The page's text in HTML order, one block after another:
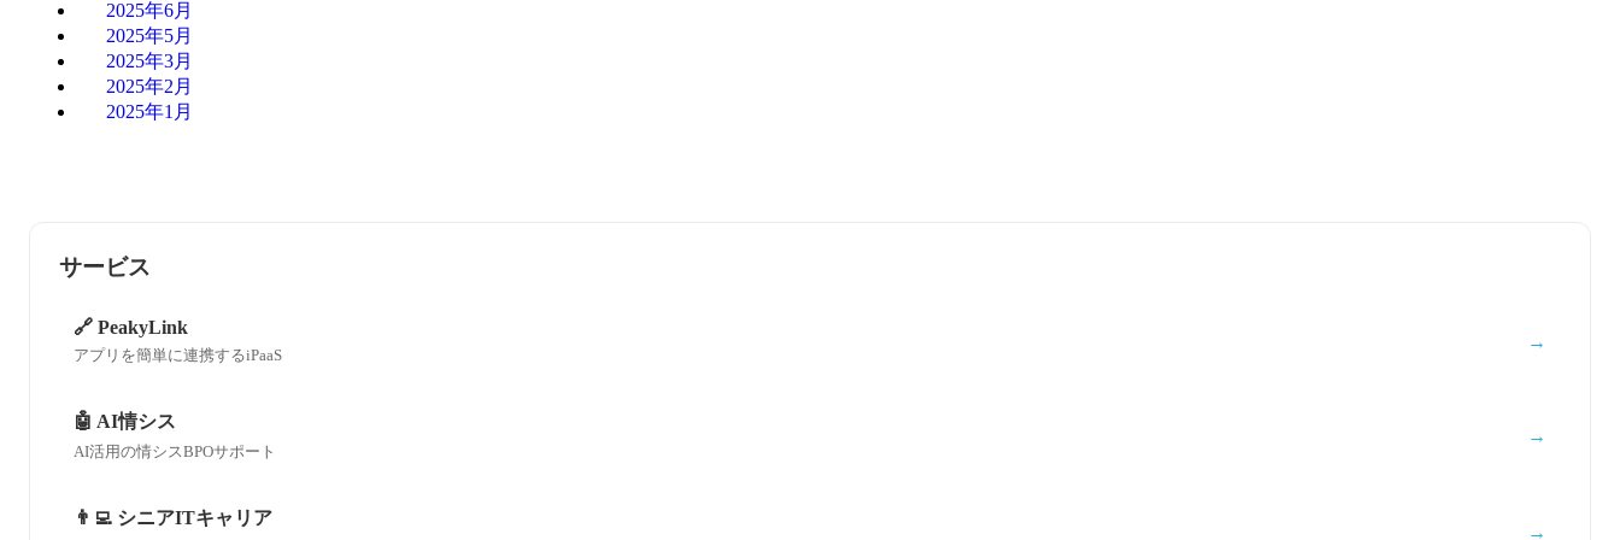
2025年6月
2025年5月
2025年3月
2025年2月
2025年1月
サービス
🔗 PeakyLink
アプリを簡単に連携するiPaaS
→
🤖 AI情シス
AI活用の情シスBPOサポート
→
👨‍💻 シニアITキャリア
→